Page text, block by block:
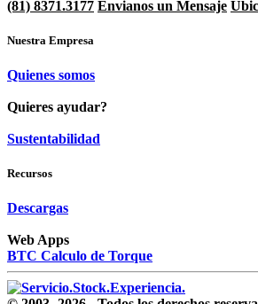
(81) 8371.3177 Envianos un Mensaje
Nuestra Empresa
Quienes somos
Quieres ayudar?
Sustentabilidad
Recursos
Descargas
Web Apps
BTC Calculo de Torque